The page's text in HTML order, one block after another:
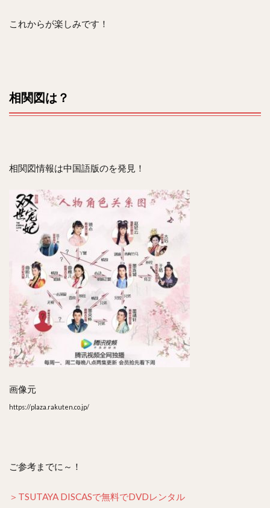
これからが楽しみです！
相関図は？
相関図情報は中国語版のを発見！
画像元
https://plaza.rakuten.co.jp/
ご参考までに～！
＞TSUTAYA DISCASで無料でDVDレンタル